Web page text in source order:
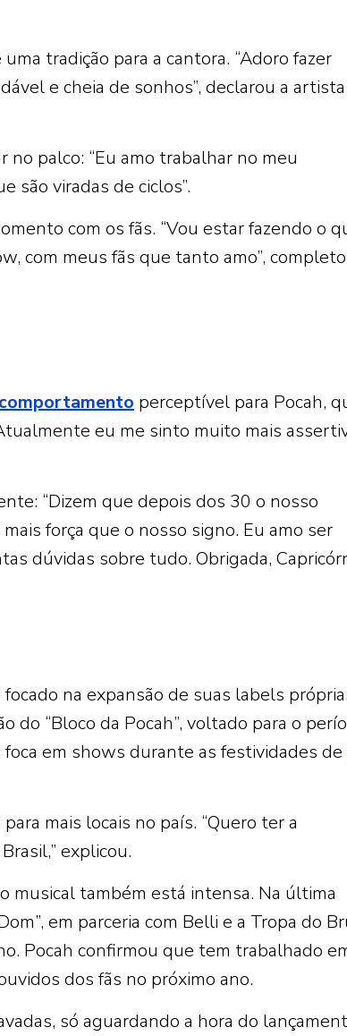
tradição para a cantora. “Adoro fazer
e cheia de sonhos”, declarou a artista
no palco: “Eu amo trabalhar no meu
são viradas de ciclos”.
com os fãs. “Vou estar fazendo o
com meus fãs que tanto amo”,
comportamento perceptível para Pocah,
eu me sinto muito mais
“Dizem que depois dos 30 o nosso
força que o nosso signo. Eu amo ser
dúvidas sobre tudo. Obrigada,
na expansão de suas labels
do “Bloco da Pocah”, voltado para o
foca em shows durante as festividades de
mais locais no país. “Quero ter a
explicou.
musical também está intensa. Na última
em parceria com Belli e a Tropa do
Pocah confirmou que tem trabalhado
dos fãs no próximo ano.
só aguardando a hora do